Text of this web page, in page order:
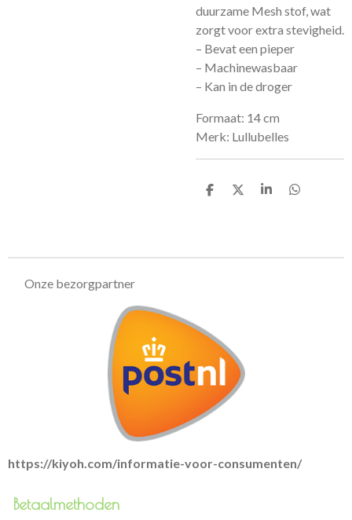
duurzame Mesh stof, wat
zorgt voor extra stevigheid.
– Bevat een pieper
– Machinewasbaar
– Kan in de droger
Formaat: 14 cm
Merk: Lullubelles
D
D
S
D
Onze bezorgpartner
https://kiyoh.com/informatie-voor-consumenten/
Betaalmethoden